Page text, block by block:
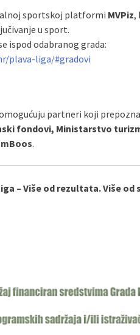
sportskoj platformi MVPiz,
u sport.
ispod odabranog grada:
plava-liga/#gradovi
partneri koji
fondovi, Ministarstvo
.
– Više od rezultata. Više